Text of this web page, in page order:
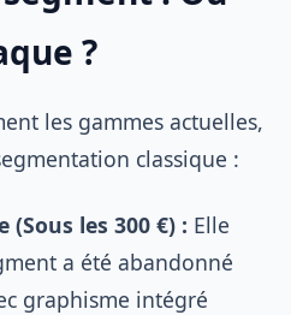
?
les gammes actuelles,
classique :
(Sous les 300 €) : Elle
a été abandonné
graphisme intégré